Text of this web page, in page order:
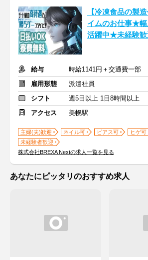
【冷凍食品の製
イムのお仕事★
活躍中★未経験歓
給与
時給1141円＋交通費一部
雇用形態
派遣社員
シフト
週5日以上 1日8時間以上
アクセス
美幌駅
主婦(夫)歓迎 ネイル可 ピアス可
ヒゲ可
未経験者歓迎
株式会社BREXA Nextの求人一覧を見る
あなたにピッタリのおすすめ求人